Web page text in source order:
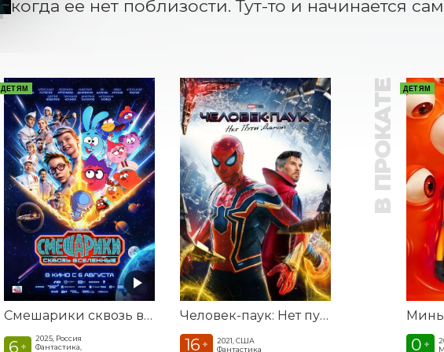
когда ее нет поблизости. Тут-то и начинается
ДЕТЯМ
Смешарики сквозь вселенные
6 +
2025, Россия
Фантастика,
Человек-паук: Нет пути домой / Предсеансовое обслуживание фильма Соната
16 +
2021, США
Фантастика
В ПРОКАТЕ ДЕТЯМ
0 +